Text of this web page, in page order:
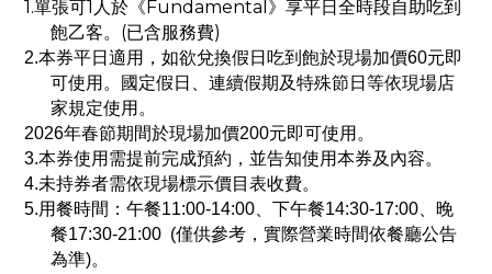
1.單張可1人於《Fundamental》享平日全時段自助吃到
飽乙客。(已含服務費)
2.本券平日適用，如欲兌換假日吃到飽於現場加價60元即
可使用。國定假日、連續假期及特殊節日等依現場店
家規定使用。
2026年春節期間於現場加價200元即可使用。
3.本券使用需提前完成預約，並告知使用本券及內容。
4.未持券者需依現場標示價目表收費。
5.用餐時間：午餐11:00-14:00、下午餐14:30-17:00、晚
餐17:30-21:00 (僅供參考，實際營業時間依餐廳公告
為準)。